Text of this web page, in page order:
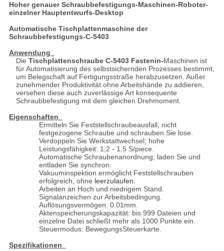
Hoher genauer Schraubbefestigungs-Maschinen-Roboter-
einzelner Hauptentwurfs-Desktop
Automatische Tischplattenmaschine der
Schraubbefestigungs-C-5403
Anwendung
Die Tischplattenschraube C-5403 Fastenin-Maschinen ist
für Automatisierung des selbstsichernden Prozesses bestimmt,
um Belegschaft auf Fertigungsstraße herabzusetzen. Außer
zunehmender Produktivität ohne Arbeitshände zu addieren,
versehen diese auch zuverlässige Art konsequente
Schraubbefestigung mit dem gleichen Drehmoment.
Eigenschaften
Ermitteln Sie Feststellschraubeausfall, nicht
festgezogene Schraube und schrauben Sie lose.
Verdoppeln Sie Werkstattwechsel; hohe
Leistungsfähigkeit: 1,2 - 1,5 S/piece.
Automatische Schraubenanordnung; laden Sie und
entladen Sie synchron.
Vakuuminspektion ermöglicht Feststellschrauben
erfolgreich, ohne leerzulaufen.
Arbeiten an Hoch und niedrigem Stand.
Signalanzeichen zur Arbeitsbedingung.
Auflösungsvermögen: 0.01mm.
Aktenspeicherungskapazität: bis 999 Dateien und
einzelne Datei schließt mehr als 1000 Punkte ein.
Steuermodus: BewegungsSteuerkarte.
Spezifikationen